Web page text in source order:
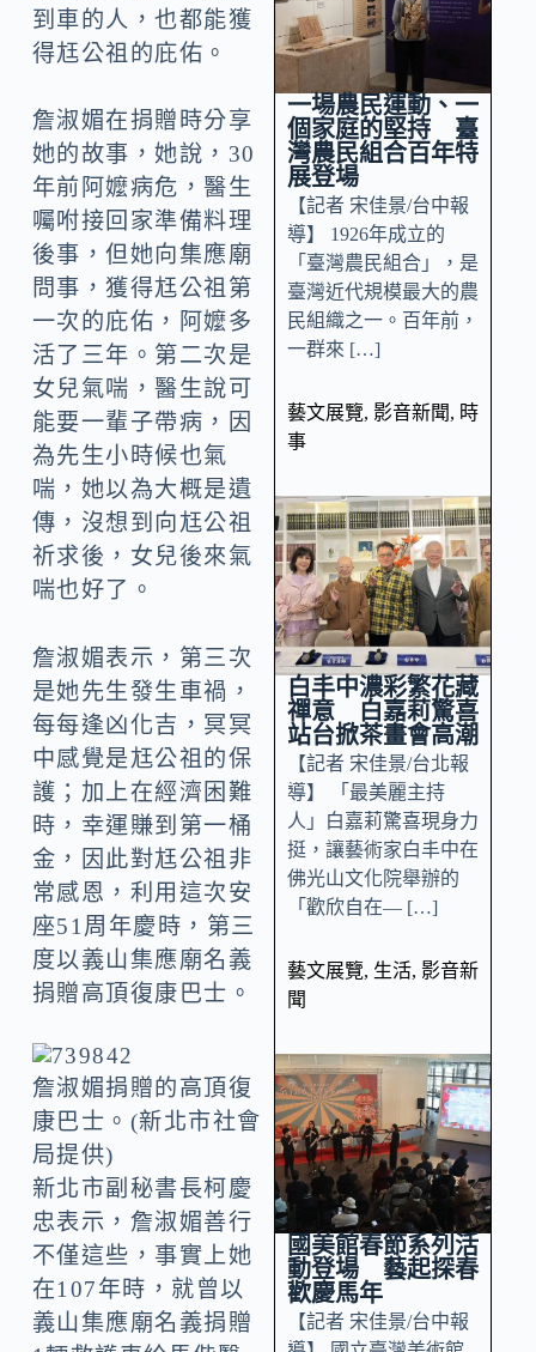
到車的人，也都能獲
得尪公祖的庇佑。
詹淑媚在捐贈時分享
她的故事，她說，30
年前阿嬤病危，醫生
囑咐接回家準備料理
後事，但她向集應廟
問事，獲得尪公祖第
一次的庇佑，阿嬤多
活了三年。第二次是
女兒氣喘，醫生說可
能要一輩子帶病，因
為先生小時候也氣
喘，她以為大概是遺
傳，沒想到向尪公祖
祈求後，女兒後來氣
喘也好了。
詹淑媚表示，第三次
是她先生發生車禍，
每每逢凶化吉，冥冥
中感覺是尪公祖的保
護；加上在經濟困難
時，幸運賺到第一桶
金，因此對尪公祖非
常感恩，利用這次安
座51周年慶時，第三
度以義山集應廟名義
捐贈高頂復康巴士。
詹淑媚捐贈的高頂復
康巴士。(新北市社會
局提供)
新北市副秘書長柯慶
忠表示，詹淑媚善行
不僅這些，事實上她
在107年時，就曾以
義山集應廟名義捐贈
一場農民運動、一
個家庭的堅持 臺
灣農民組合百年特
展登場
【記者 宋佳景/台中報
導】 1926年成立的
「臺灣農民組合」，是
臺灣近代規模最大的農
民組織之一。百年前，
一群來 […]
藝文展覽, 影音新聞, 時
事
白丰中濃彩繁花藏
禪意 白嘉莉驚喜
站台掀茶畫會高潮
【記者 宋佳景/台北報
導】 「最美麗主持
人」白嘉莉驚喜現身力
挺，讓藝術家白丰中在
佛光山文化院舉辦的
「歡欣自在— […]
藝文展覽, 生活, 影音新
聞
國美館春節系列活
動登場 藝起探春
歡慶馬年
【記者 宋佳景/台中報